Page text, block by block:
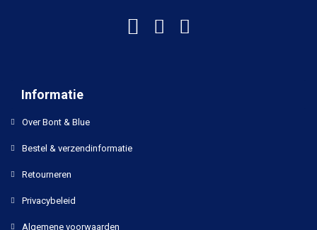
Informatie
Over Bont & Blue
Bestel & verzendinformatie
Retourneren
Privacybeleid
Algemene voorwaarden